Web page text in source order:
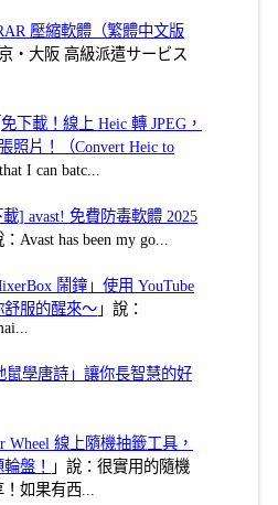
壓縮軟體（繁體中文版
・大阪 高級派遣サービス
免下載！線上 Heic 轉 JPEG，
照片！（Convert Heic to
I can batc...
] avast! 免費防毒軟體 2025
：Avast has been my go...
鬧鐘」使用 YouTube
服的醒來～ 」說：
鼠學唐詩」讓你長智慧的好
Wheel 線上隨機抽籤工具，
盤！
」說：很實用的隨機
如果有西...